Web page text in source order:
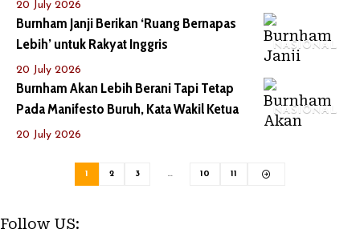
20 July 2026
NASIONAL
Burnham Janji Berikan ‘Ruang Bernapas
Lebih’ untuk Rakyat Inggris
20 July 2026
NASIONAL
Burnham Akan Lebih Berani Tapi Tetap
Pada Manifesto Buruh, Kata Wakil Ketua
20 July 2026
1 2 3 … 10 11
Follow US: